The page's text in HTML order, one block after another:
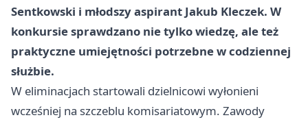
Sentkowski i młodszy aspirant Jakub Kleczek. W
konkursie sprawdzano nie tylko wiedzę, ale też
praktyczne umiejętności potrzebne w codziennej
służbie.
W eliminacjach startowali dzielnicowi wyłonieni
wcześniej na szczeblu komisariatowym. Zawody